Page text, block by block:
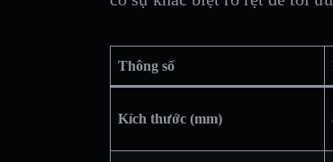
Thông số
Kích thước (mm)